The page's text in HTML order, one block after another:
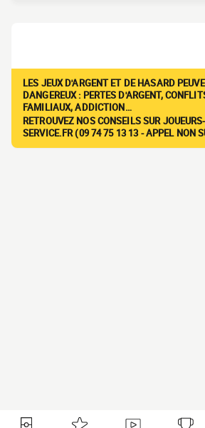
LES JEUX D'ARGENT ET DE HASARD
DANGEREUX : PERTES D'ARGENT,
FAMILIAUX, ADDICTION…
RETROUVEZ NOS CONSEILS SUR
SERVICE.FR (09 74 75 13 13 - APPEL NON